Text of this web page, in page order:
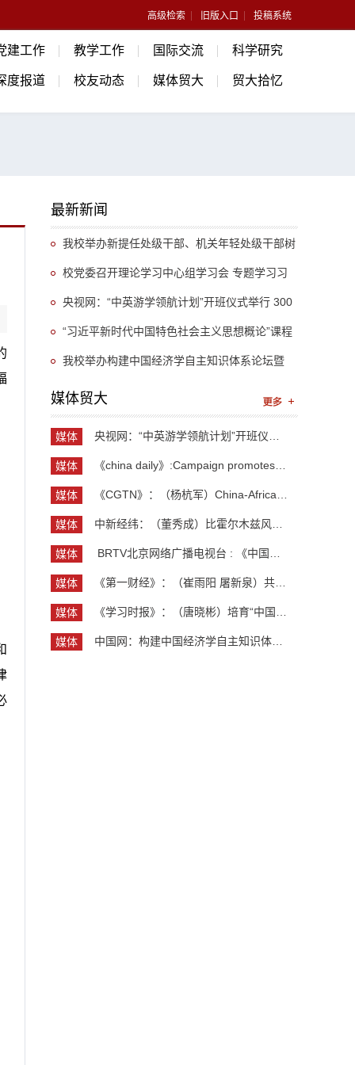
高级检索 旧版入口 投稿系统
建工作 教学工作 国际交流 科学研究
度报道 校友动态 媒体贸大 贸大拾忆
最新新闻
我校举办新提任处级干部、机关年轻处级干部树
立和践行正确政绩观专题培训班
校党委召开理论学习中心组学习会 专题学习习
近平总书记关于推动哲学社会科学高质量发展的重
要指示精神
央视网：“中英游学领航计划”开班仪式举行 300
余名英国学生开启“游学中国”旅程
“习近平新时代中国特色社会主义思想概论”课程
“UIBE新思想大讲堂”第九讲开讲
我校举办构建中国经济学自主知识体系论坛暨
《中国开放型经济学》教学研讨会
媒体贸大
媒体
媒体
媒体
媒体
媒体
媒体
媒体
媒体